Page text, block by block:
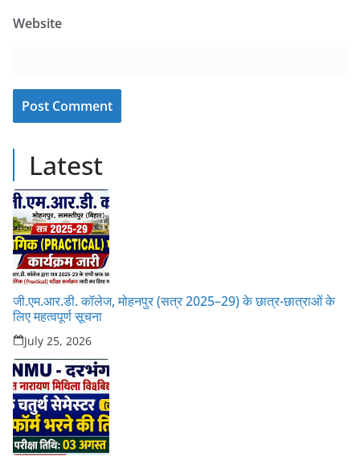
Website
Latest
जी.एम.आर.डी. कॉलेज, मोहनपुर (सत्र 2025–29) के छात्र-छात्राओं के
लिए महत्वपूर्ण सूचना
July 25, 2026